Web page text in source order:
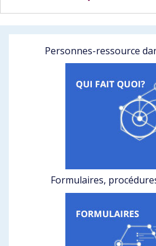
Personnes-ressource
Formulaires,